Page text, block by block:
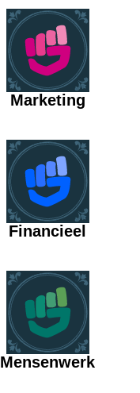
Marketing
Financieel
Mensenwerk